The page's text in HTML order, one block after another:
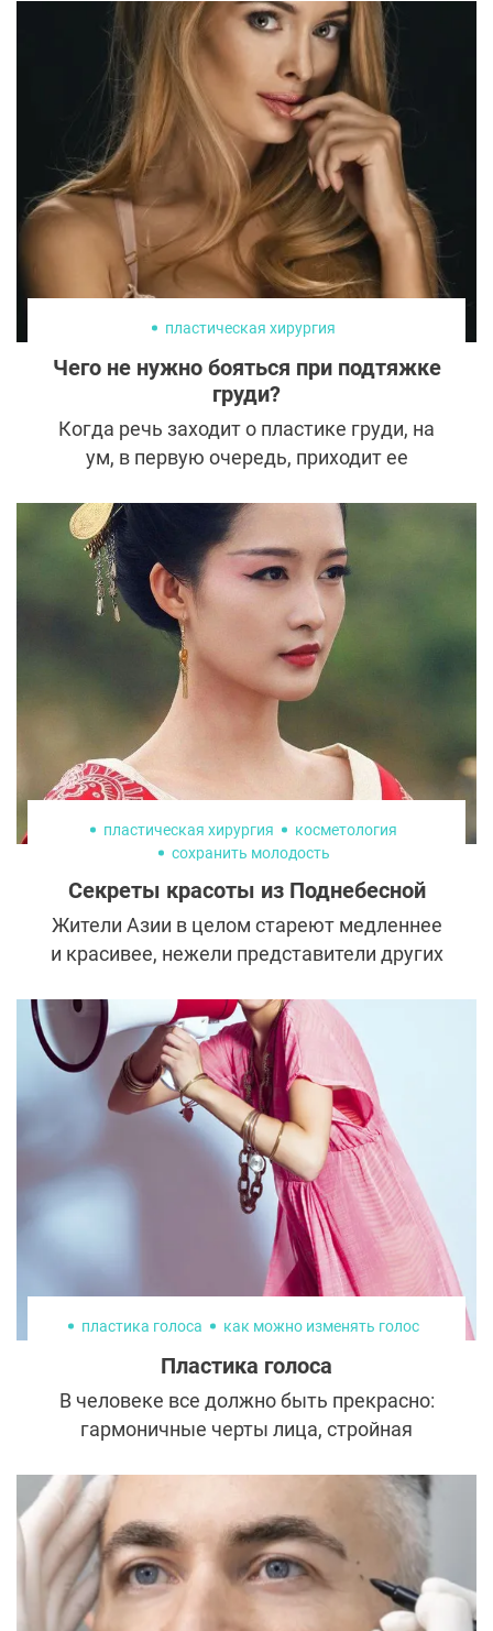
пластическая хирургия
Чего не нужно бояться при подтяжке
груди?
Когда речь заходит о пластике груди, на
ум, в первую очередь, приходит ее
способ вернуть бюсту утраченную
молодость и привлекательную форму —
мастопексия. Из-за распространенных
мифов и недостатка информации
пациентки гораздо реже выбирают
операцию без эндопротезирования, и
совершенно напрасно. Об особенностях
подтяжки груди без имплантов и
необоснованности многих страхов
рассказывает эксперт, пластический
хирург, кандидат медицинских наук
Дмитрий Александрович Надельсон.
пластическая хирургия
косметология
сохранить молодость
Секреты красоты из Поднебесной
Жители Азии в целом стареют медленнее
и красивее, нежели представители других
генетикой. Однако в некоторых странах
есть древние рецепты красоты, которые
передаются из поколения в поколение и
помогают продлевать молодость. В Китае
с его традиционной медициной очень
много бьюти-ритуалов и привычек.
Рассказываем о самых интересных из них.
пластика голоса как можно изменять голос
Пластика голоса
В человеке все должно быть прекрасно:
гармоничные черты лица, стройная
молодая кожа и... голос, соответствующий
внешности и возрасту. Специалисты
эстетической медицины не могли оставить
без внимания эту важную составляющую
каждого образа и разработали различные